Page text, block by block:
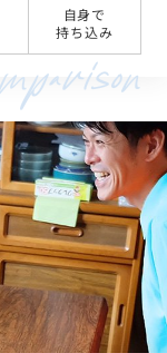
自身で
持ち込み